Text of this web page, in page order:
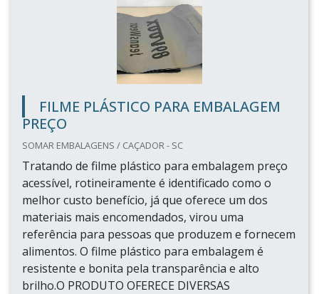
FILME PLÁSTICO PARA EMBALAGEM
PREÇO
SOMAR EMBALAGENS / CAÇADOR - SC
Tratando de filme plástico para embalagem preço
acessível, rotineiramente é identificado como o
melhor custo benefício, já que oferece um dos
materiais mais encomendados, virou uma
referência para pessoas que produzem e fornecem
alimentos. O filme plástico para embalagem é
resistente e bonita pela transparência e alto
brilho.O PRODUTO OFERECE DIVERSAS